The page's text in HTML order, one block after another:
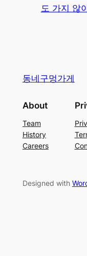
도 가지 않
동네구멍가게
About
Team
History
Careers
Designed with